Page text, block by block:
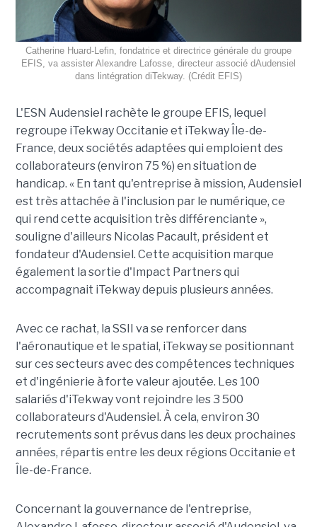
Catherine Huard-Lefin, fondatrice et directrice générale du groupe
EFIS, va assister Alexandre Lafosse, directeur associé dAudensiel
dans lintégration diTekway. (Crédit EFIS)
L'ESN Audensiel rachète le groupe EFIS, lequel
regroupe iTekway Occitanie et iTekway Île-de-
France, deux sociétés adaptées qui emploient des
collaborateurs (environ 75 %) en situation de
handicap. « En tant qu'entreprise à mission, Audensiel
est très attachée à l'inclusion par le numérique, ce
qui rend cette acquisition très différenciante »,
souligne d'ailleurs Nicolas Pacault, président et
fondateur d'Audensiel. Cette acquisition marque
également la sortie d'Impact Partners qui
accompagnait iTekway depuis plusieurs années.
Avec ce rachat, la SSII va se renforcer dans
l'aéronautique et le spatial, iTekway se positionnant
sur ces secteurs avec des compétences techniques
et d'ingénierie à forte valeur ajoutée. Les 100
salariés d'iTekway vont rejoindre les 3 500
collaborateurs d'Audensiel. À cela, environ 30
recrutements sont prévus dans les deux prochaines
années, répartis entre les deux régions Occitanie et
Île-de-France.
Concernant la gouvernance de l'entreprise,